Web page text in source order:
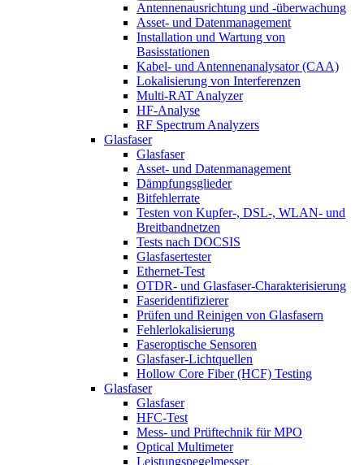
Antennenausrichtung und -überwachung
Asset- und Datenmanagement
Installation und Wartung von
Basisstationen
Kabel- und Antennenanalysator (CAA)
Lokalisierung von Interferenzen
Multi-RAT Analyzer
HF-Analyse
RF Spectrum Analyzers
Glasfaser
Glasfaser
Asset- und Datenmanagement
Dämpfungsglieder
Bitfehlerrate
Testen von Kupfer-, DSL-, WLAN- und
Breitbandnetzen
Tests nach DOCSIS
Glasfasertester
Ethernet-Test
OTDR- und Glasfaser-Charakterisierung
Faseridentifizierer
Prüfen und Reinigen von Glasfasern
Fehlerlokalisierung
Faseroptische Sensoren
Glasfaser-Lichtquellen
Hollow Core Fiber (HCF) Testing
Glasfaser
Glasfaser
HFC-Test
Mess- und Prüftechnik für MPO
Optical Multimeter
Leistungspegelmesser